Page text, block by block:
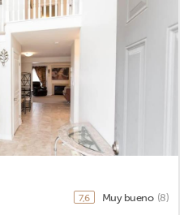
7,6 Muy bueno (8)